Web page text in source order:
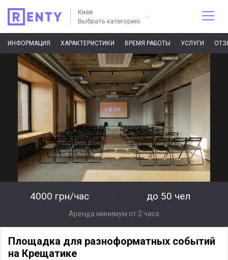
Киев
Выбрать категорию
ИНФОРМАЦИЯ ХАРАКТЕРИСТИКИ ВРЕМЯ РАБОТЫ УСЛУГИ
4000 грн/час до 50 чел
Аренда минимум от 2 часа
Площадка для разноформатных событий
на Крещатике